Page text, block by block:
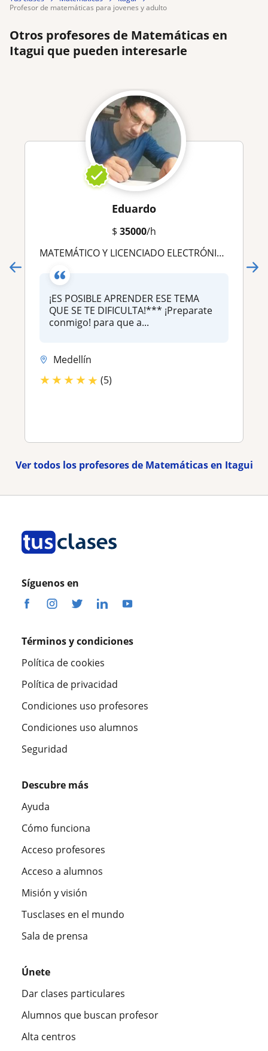
profesor de matemáticas para jovenes y adulto
Otros profesores de Matemáticas en
Itagui que pueden interesarle
Eduardo
$ 35000/h
MATEMÁTICO Y LICENCIADO ELECTRÓNICA; ASESORÍAS EN CÁLCULO, VARIABLE COMPLEJA, ÁLGEBRA LINEAL, ANÁLISIS, DISCRETAS
¡ES POSIBLE APRENDER ESE TEMA
QUE SE TE DIFICULTA!*** ¡Preparate
conmigo! para que a...
Medellín
★★★★★ (5)
Ver todos los profesores de Matemáticas en Itagui
Síguenos en
Términos y condiciones
Política de cookies
Política de privacidad
Condiciones uso profesores
Condiciones uso alumnos
Seguridad
Descubre más
Ayuda
Cómo funciona
Acceso profesores
Acceso a alumnos
Misión y visión
Tusclases en el mundo
Sala de prensa
Únete
Dar clases particulares
Alumnos que buscan profesor
Alta centros